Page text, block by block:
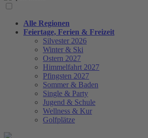
Alle Regionen
Feiertage, Ferien & Freizeit
Silvester 2026
Winter & Ski
Ostern 2027
Himmelfahrt 2027
Pfingsten 2027
Sommer & Baden
Single & Party
Jugend & Schule
Wellness & Kur
Golfplätze